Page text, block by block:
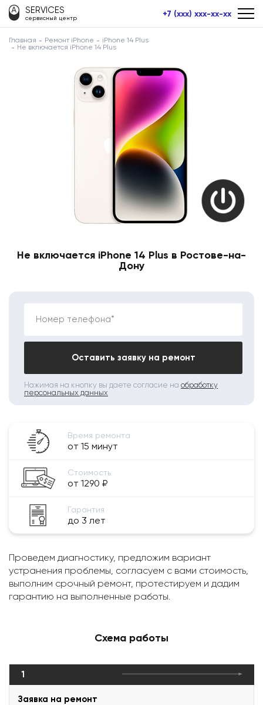
SERVICES
сервисный центр +7 (xxx) xxx-xx-xx
Главная Ремонт iPhone
iPhone 14 Plus
Не включается iPhone 14 Plus
Не включается iPhone 14 Plus в Ростове-на-
Дону
Номер телефона*
Оставить заявку на ремонт
Нажимая на кнопку вы даете согласие на обработку
персональных данных
Время ремонта
от 15 минут
Стоимость
от 1290 ₽
Гарантия
до 3 лет
Проведем диагностику, предложим вариант
устранения проблемы, согласуем с вами стоимость,
выполним срочный ремонт, протестируем и дадим
гарантию на выполненные работы.
Схема работы
1
Заявка на ремонт